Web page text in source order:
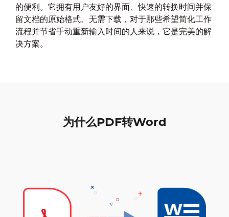
的便利。它拥有用户友好的界面、快速的转换时间并保
留文档的原始格式。无需下载，对于那些希望简化工作
流程并节省手动重新输入时间的人来说，它是完美的解
决方案。
为什么PDF转Word